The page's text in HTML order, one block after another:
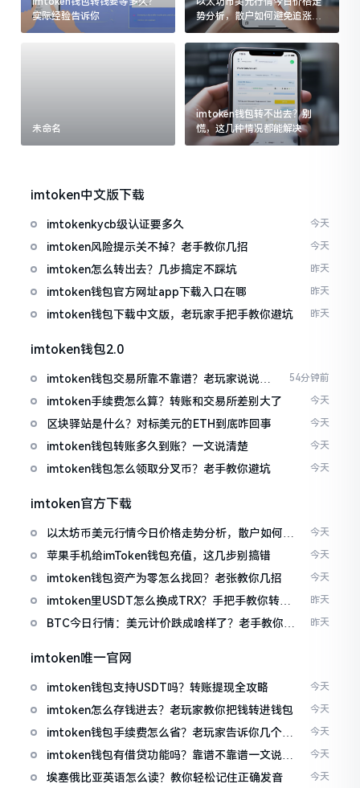
实际经验告诉你
势分析，散户如何避免追涨杀
跌被套牢
未命名
imtoken钱包转不出去？别
慌，这几种情况都能解决
imtoken中文版下载
imtokenkycb级认证要多久 今天
imtoken风险提示关不掉？老手教你几招 今天
imtoken怎么转出去？几步搞定不踩坑 昨天
imtoken钱包官方网址app下载入口在哪 昨天
imtoken钱包下载中文版，老玩家手把手教你避坑 昨天
imtoken钱包2.0
imtoken钱包交易所靠不靠谱？老玩家说说心
里话
54分钟前
imtoken手续费怎么算？转账和交易所差别大了 今天
区块驿站是什么？对标美元的ETH到底咋回事 今天
imtoken钱包转账多久到账？一文说清楚 今天
imtoken钱包怎么领取分叉币？老手教你避坑 今天
imtoken官方下载
以太坊币美元行情今日价格走势分析，散户如何避
免追涨杀跌被套牢
今天
苹果手机给imToken钱包充值，这几步别搞错 今天
imtoken钱包资产为零怎么找回？老张教你几招 今天
imtoken里USDT怎么换成TRX？手把手教你转成
波场币
昨天
BTC今日行情：美元计价跌成啥样了？老手教你咋
昨天
imtoken唯一官网
imtoken钱包支持USDT吗？转账提现全攻略 今天
imtoken怎么存钱进去？老玩家教你把钱转进钱包 今天
imtoken钱包手续费怎么省？老玩家告诉你几个实
在招
今天
imtoken钱包有借贷功能吗？靠谱不靠谱一文说清
楚
今天
埃塞俄比亚英语怎么读？教你轻松记住正确发音 今天